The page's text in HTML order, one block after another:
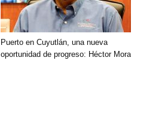
Puerto en Cuyutlán, una nueva
oportunidad de progreso: Héctor Mora